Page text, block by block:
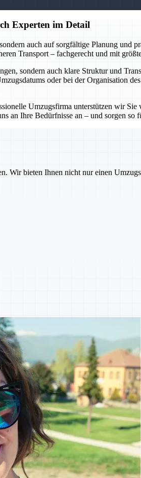
Experten im Detail
auch auf sorgfältige Planung und
Transport – fachgerecht und mit
sondern auch klare Struktur und
oder bei der Organisation
Umzugsfirma unterstützen wir
an Ihre Bedürfnisse an – und sorgen so
Wir bieten Ihnen nicht nur einen